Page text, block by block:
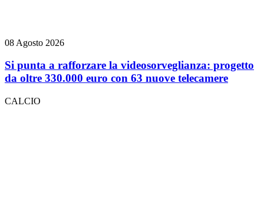
08 Agosto 2026
Si punta a rafforzare la videosorveglianza: progetto
da oltre 330.000 euro con 63 nuove telecamere
CALCIO